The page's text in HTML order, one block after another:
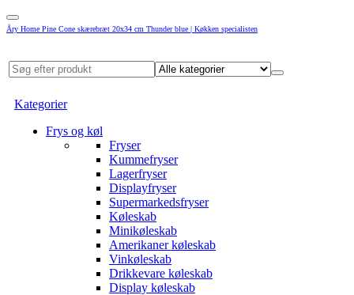
Åry Home Pine Cone skærebræt 20x34 cm Thunder blue | Køkken specialisten
Kategorier
Frys og køl
Fryser
Kummefryser
Lagerfryser
Displayfryser
Supermarkedsfryser
Køleskab
Minikøleskab
Amerikaner køleskab
Vinkøleskab
Drikkevare køleskab
Display køleskab